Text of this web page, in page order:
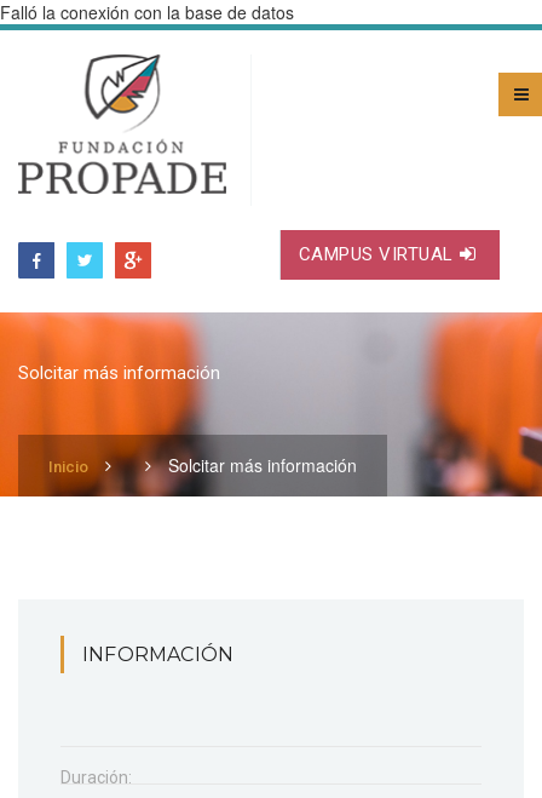
Falló la conexión con la base de datos
CAMPUS VIRTUAL
Solcitar más información
Inicio Solcitar más información
INFORMACIÓN
Duración: